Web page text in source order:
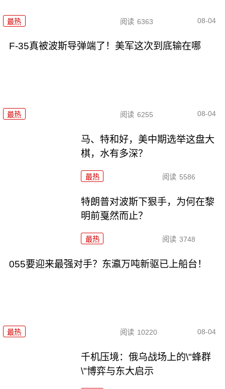
最热 阅读 6363 08-04
F-35真被波斯导弹端了！美军这次到底输在哪
最热 阅读 6255 08-04
马、特和好，美中期选举这盘大
棋，水有多深？
最热 阅读 5586
特朗普对波斯下狠手，为何在黎
明前戛然而止？
最热 阅读 3748
055要迎来最强对手？东瀛万吨新驱已上船台！
最热 阅读 10220 08-04
千机压境：俄乌战场上的\"蜂群
\"博弈与东大启示